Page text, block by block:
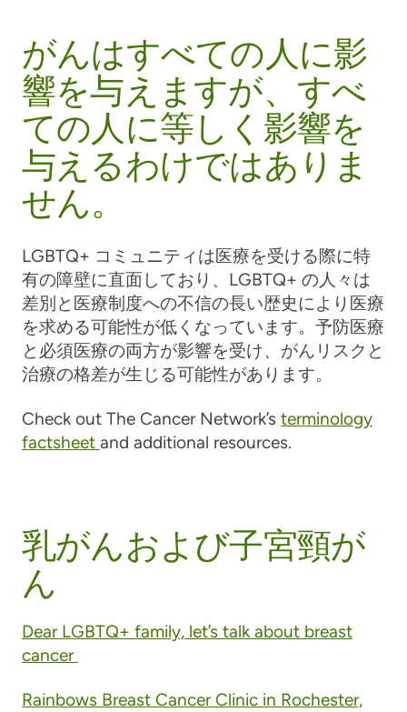
がんはすべての人に影
響を与えますが、すべ
ての人に等しく影響を
与えるわけではありま
せん。
LGBTQ+ コミュニティは医療を受ける際に特
有の障壁に直面しており、LGBTQ+ の人々は
差別と医療制度への不信の長い歴史により医療
を求める可能性が低くなっています。予防医療
と必須医療の両方が影響を受け、がんリスクと
治療の格差が生じる可能性があります。
Check out The Cancer Network’s terminology
factsheet and additional resources.
乳がんおよび子宮頸が
ん
Dear LGBTQ+ family, let’s talk about breast
cancer
Rainbows Breast Cancer Clinic in Rochester,